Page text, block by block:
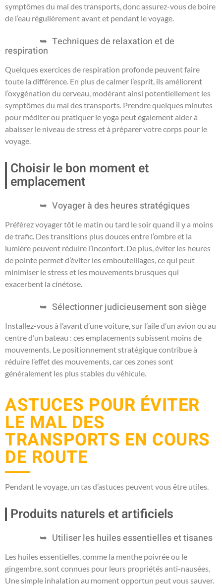
symptômes du mal des transports, donc assurez-vous de boire
de l’eau régulièrement avant et pendant le voyage.
Techniques de relaxation et de
respiration
Quelques exercices de respiration profonde peuvent faire
toute la différence. En plus de calmer l’esprit, ils améliorent
l’oxygénation du cerveau, modérant ainsi potentiellement les
symptômes du mal des transports. Prendre quelques minutes
pour méditer ou pratiquer le yoga peut également aider à
abaisser le niveau de stress et à préparer votre corps pour le
voyage.
Choisir le bon moment et
emplacement
Voyager à des heures stratégiques
Préférez voyager tôt le matin ou tard le soir quand il y a moins
de trafic. Des transitions plus douces entre l’ombre et la
lumière peuvent réduire l’inconfort. De plus, éviter les heures
de pointe permet d’éviter les embouteillages, ce qui peut
minimiser le stress et les mouvements brusques qui
exacerbent la cinétose.
Sélectionner judicieusement son siège
Installez-vous à l’avant d’une voiture, sur l’aile d’un avion ou au
centre d’un bateau : ces emplacements subissent moins de
mouvements. Le positionnement stratégique contribue à
réduire l’effet des mouvements, car ces zones sont
généralement les plus stables du véhicule.
ASTUCES POUR ÉVITER
LE MAL DES
TRANSPORTS EN COURS
DE ROUTE
Pendant le voyage, un tas d’astuces peuvent vous être utiles.
Produits naturels et artificiels
Utiliser les huiles essentielles et tisanes
Les huiles essentielles, comme la menthe poivrée ou le
gingembre, sont connues pour leurs propriétés anti-nausées.
Une simple inhalation au moment opportun peut vous sauver.